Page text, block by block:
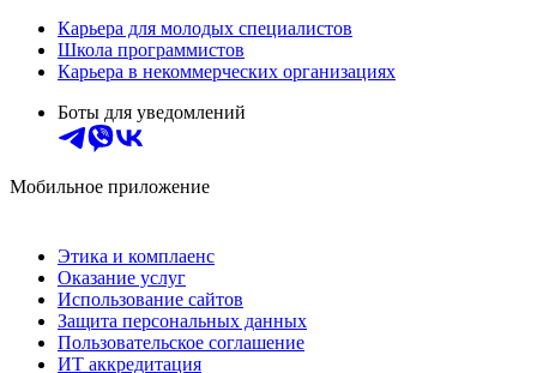
Карьера для молодых специалистов
Школа программистов
Карьера в некоммерческих организациях
Боты для уведомлений
Мобильное приложение
Этика и комплаенс
Оказание услуг
Использование сайтов
Защита персональных данных
Пользовательское соглашение
ИТ аккредитация